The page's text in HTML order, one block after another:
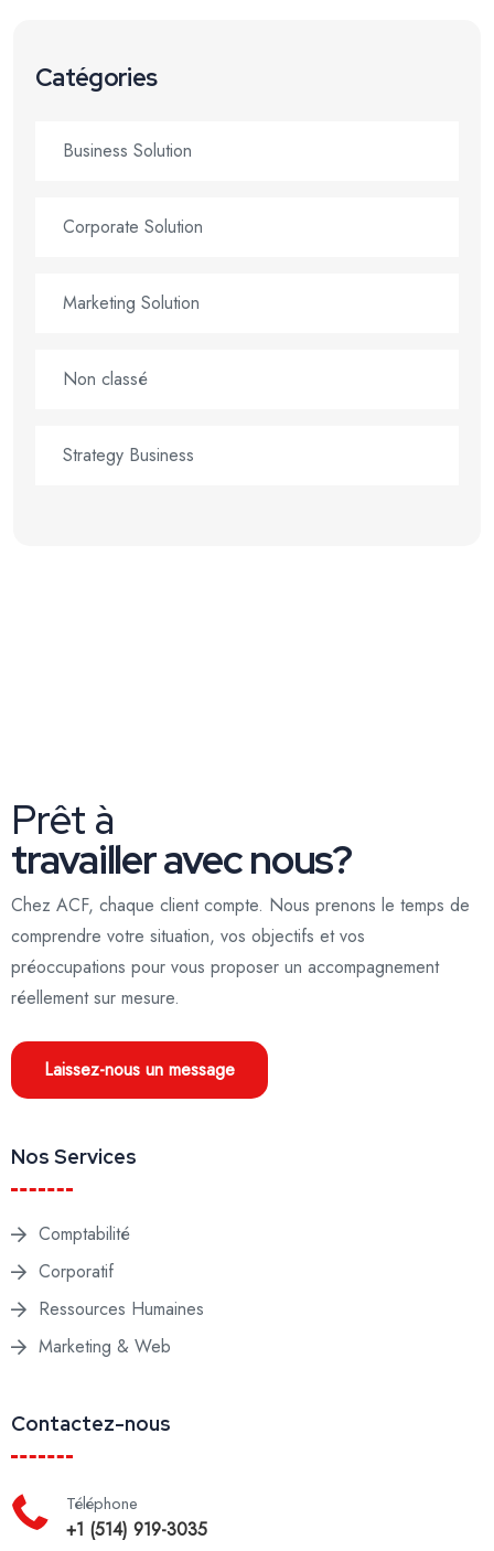
Catégories
Business Solution
Corporate Solution
Marketing Solution
Non classé
Strategy Business
Prêt à
travailler avec nous?
Chez ACF, chaque client compte. Nous prenons le temps de
comprendre votre situation, vos objectifs et vos
préoccupations pour vous proposer un accompagnement
réellement sur mesure.
Laissez-nous un message
Nos Services
Comptabilité
Corporatif
Ressources Humaines
Marketing & Web
Contactez-nous
Téléphone
+1 (514) 919-3035